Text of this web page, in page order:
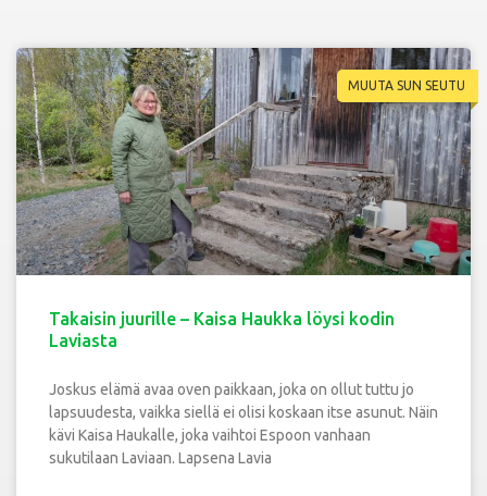
MUUTA SUN SEUTU
Takaisin juurille – Kaisa Haukka löysi kodin
Laviasta
Joskus elämä avaa oven paikkaan, joka on ollut tuttu jo
lapsuudesta, vaikka siellä ei olisi koskaan itse asunut. Näin
kävi Kaisa Haukalle, joka vaihtoi Espoon vanhaan
sukutilaan Laviaan. Lapsena Lavia